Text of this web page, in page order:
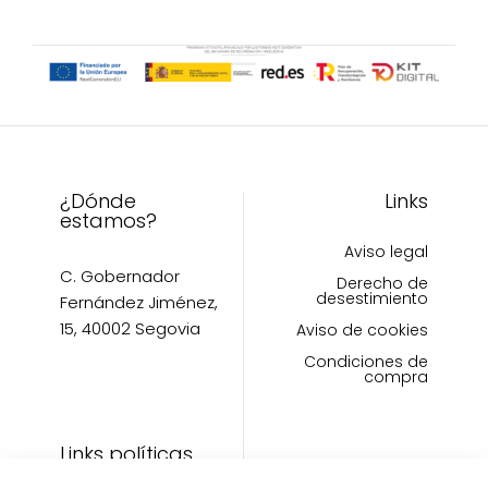
elegir
en
página
de
producto
¿Dónde
estamos?
C. Gobernador
Fernández Jiménez,
15, 40002 Segovia
Links
Aviso legal
Derecho de
desestimiento
Aviso de cookies
Condiciones de
compra
Links políticas